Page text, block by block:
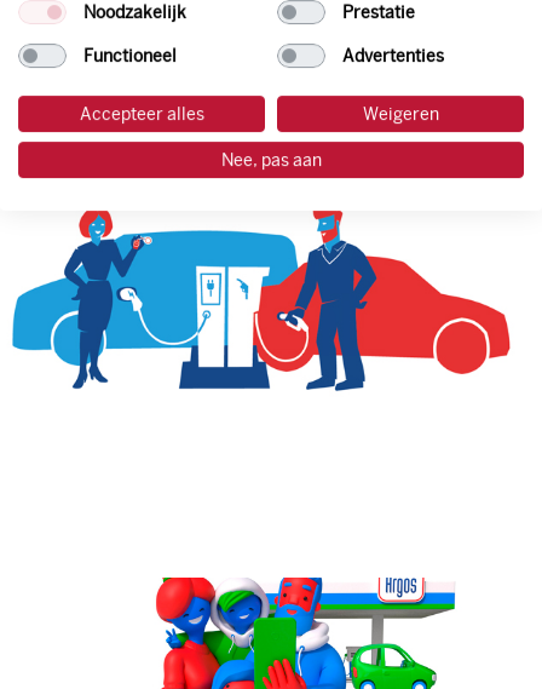
Noodzakelijk Prestatie
Functioneel Advertenties
Accepteer alles Weigeren
Nee, pas aan